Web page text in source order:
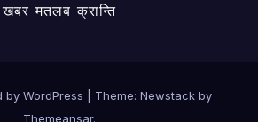
खबर मतलब क्रान्ति
by WordPress Theme: Newstackby
Themeansar.